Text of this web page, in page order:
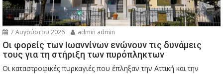
7 Αυγούστου 2026 admin admin
Οι φορείς των Ιωαννίνων ενώνουν τις δυνάμεις
τους για τη στήριξη των πυρόπληκτων
Οι καταστροφικές πυρκαγιές που έπληξαν την Αττική και την